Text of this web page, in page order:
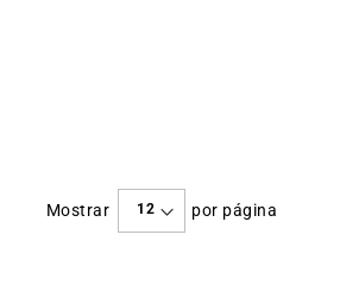
Mostrar por página